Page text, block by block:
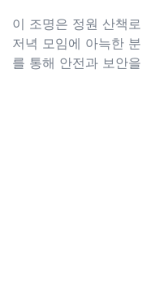
이 조명은 정원 산책
저녁 모임에 아늑한
를 통해 안전과 보안